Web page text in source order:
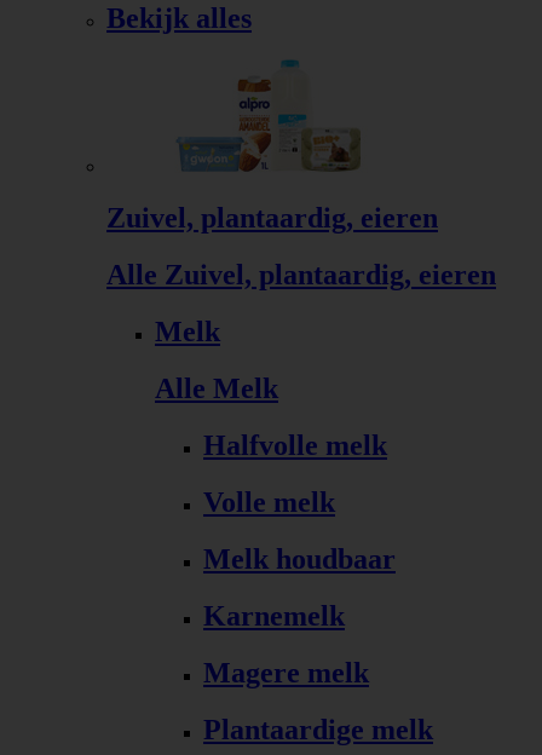
Bekijk alles
Zuivel, plantaardig, eieren
Alle Zuivel, plantaardig, eieren
Melk
Alle Melk
Halfvolle melk
Volle melk
Melk houdbaar
Karnemelk
Magere melk
Plantaardige melk